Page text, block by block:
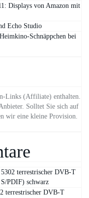
Displays von Amazon mit
Echo Studio
Schnäppchen bei
Links (Affiliate) enthalten.
Solltet Sie sich auf
wir eine kleine Provision.
terrestrischer DVB-T
PDIF) schwarz
terrestrischer DVB-T